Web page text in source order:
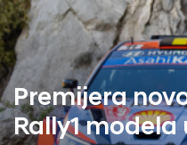
Premijera
Rally1 modela